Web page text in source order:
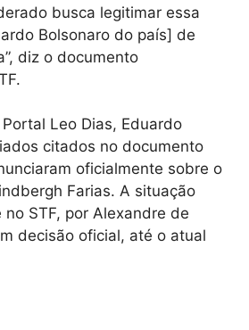
busca legitimar essa
Bolsonaro do país] de
diz o documento
Leo Dias, Eduardo
citados no documento
oficialmente sobre o
Farias. A situação
no STF, por Alexandre de
decisão oficial, até o atual